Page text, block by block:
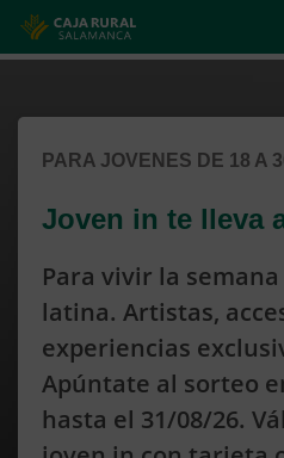
PARA JOVENES DE 18 A
Joven in te lleva
Para vivir la
latina. Artistas,
experiencias
Apúntate al sorteo
hasta el 31/08/26.